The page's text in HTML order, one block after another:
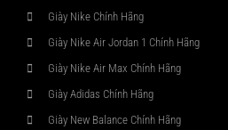
Giày Nike Chính Hãng
Giày Nike Air Jordan 1 Chính Hãng
Giày Nike Air Max Chính Hãng
Giày Adidas Chính Hãng
Giày New Balance Chính Hãng